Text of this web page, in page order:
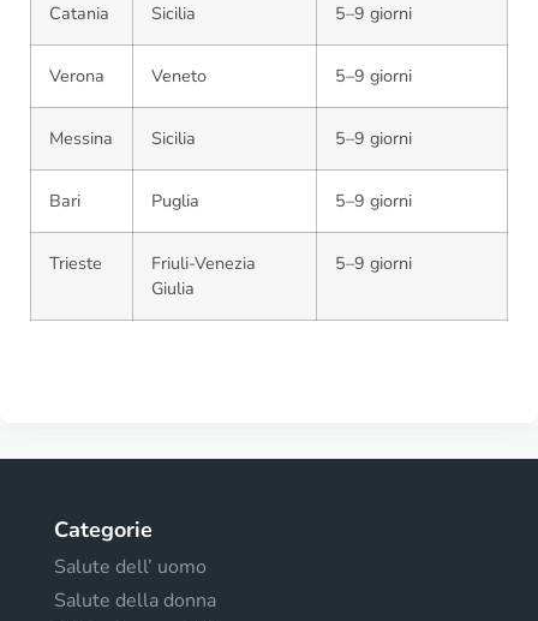
Catania Sicilia 5–9 giorni
Verona Veneto 5–9 giorni
Messina Sicilia 5–9 giorni
Bari Puglia 5–9 giorni
Trieste
Friuli-Venezia
Giulia
5–9 giorni
Categorie
Salute dell’ uomo
Salute della donna